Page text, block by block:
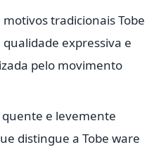
tradicionais Tobe
expressiva e
pelo movimento
e levemente
distingue a Tobe ware